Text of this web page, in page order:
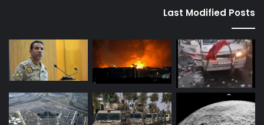
Last Modified Posts